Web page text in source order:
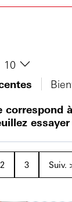
correspond
2 3 Suiv.